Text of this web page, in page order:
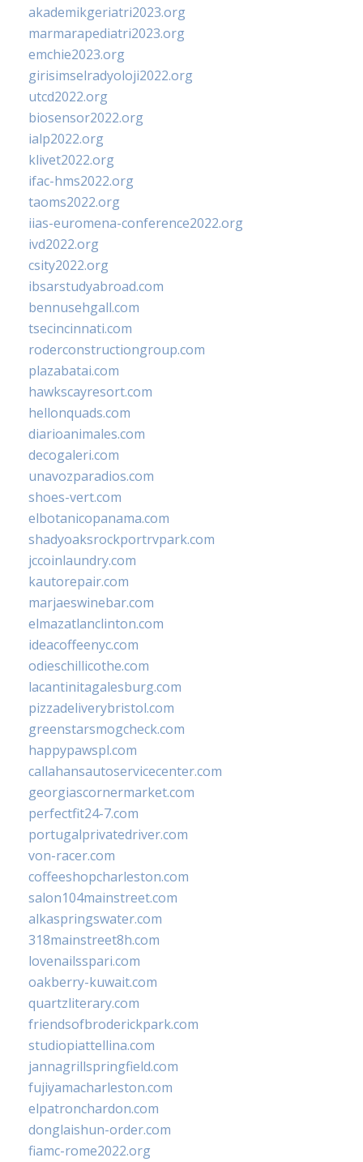
akademikgeriatri2023.org
marmarapediatri2023.org
emchie2023.org
girisimselradyoloji2022.org
utcd2022.org
biosensor2022.org
ialp2022.org
klivet2022.org
ifac-hms2022.org
taoms2022.org
iias-euromena-conference2022.org
ivd2022.org
csity2022.org
ibsarstudyabroad.com
bennusehgall.com
tsecincinnati.com
roderconstructiongroup.com
plazabatai.com
hawkscayresort.com
hellonquads.com
diarioanimales.com
decogaleri.com
unavozparadios.com
shoes-vert.com
elbotanicopanama.com
shadyoaksrockportrvpark.com
jccoinlaundry.com
kautorepair.com
marjaeswinebar.com
elmazatlanclinton.com
ideacoffeenyc.com
odieschillicothe.com
lacantinitagalesburg.com
pizzadeliverybristol.com
greenstarsmogcheck.com
happypawspl.com
callahansautoservicecenter.com
georgiascornermarket.com
perfectfit24-7.com
portugalprivatedriver.com
von-racer.com
coffeeshopcharleston.com
salon104mainstreet.com
alkaspringswater.com
318mainstreet8h.com
lovenailsspari.com
oakberry-kuwait.com
quartzliterary.com
friendsofbroderickpark.com
studiopiattellina.com
jannagrillspringfield.com
fujiyamacharleston.com
elpatronchardon.com
donglaishun-order.com
fiamc-rome2022.org